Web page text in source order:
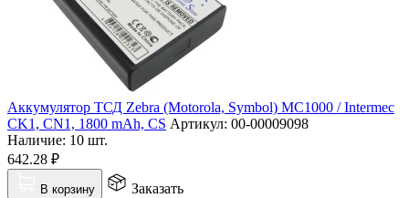
Аккумулятор ТСД Zebra (Motorola, Symbol) MC1000 / Intermec
CK1, CN1, 1800 mAh, CS Артикул: 00-00009098
Наличие: 10 шт.
642.28 ₽
В корзину
Заказать